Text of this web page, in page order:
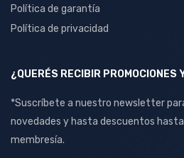
Política de garantía
Política de privacidad
¿QUERÉS RECIBIR PROMOCIONES
*Suscríbete a nuestro newsletter
novedades y hasta descuentos hasta
membresía.